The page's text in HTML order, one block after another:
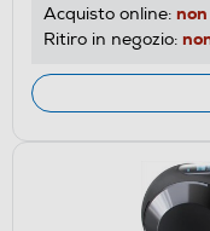
Acquisto online:
Ritiro in negozio: